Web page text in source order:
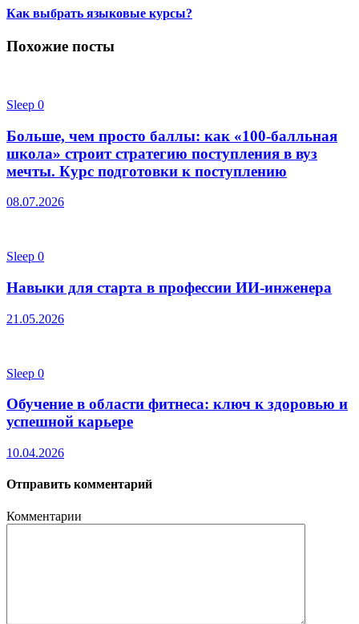
Как выбрать языковые курсы?
Похожие посты
Sleep 0
Больше, чем просто баллы: как «100-балльная
школа» строит стратегию поступления в вуз
мечты. Курс подготовки к поступлению
08.07.2026
Sleep 0
Навыки для старта в профессии ИИ-инженера
21.05.2026
Sleep 0
Обучение в области фитнеса: ключ к здоровью и
успешной карьере
10.04.2026
Отправить комментарий
Комментарии